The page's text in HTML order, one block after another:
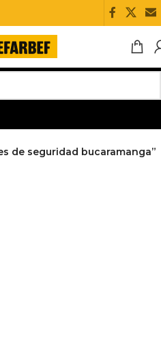
de seguridad bucaramanga”